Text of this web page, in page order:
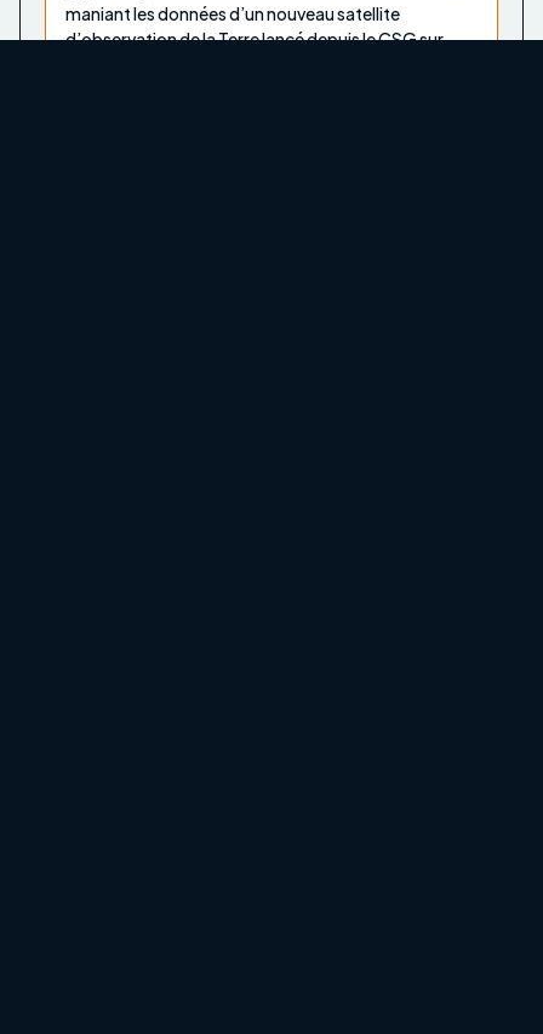
maniant les données d’un nouveau satellite
d’observation de la Terre lancé depuis le CSG sur